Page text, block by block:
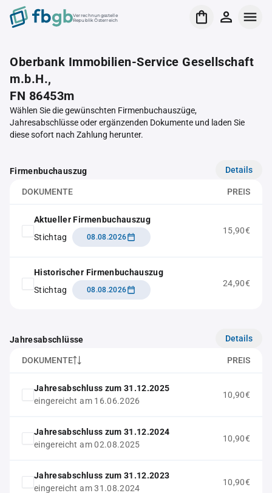
Verrechnungsstelle
Republik Österreich
Oberbank Immobilien-Service Gesellschaft
m.b.H.,
FN 86453m
Wählen Sie die gewünschten Firmenbuchauszüge,
Jahresabschlüsse oder ergänzenden Dokumente und laden Sie
diese sofort nach Zahlung herunter.
Firmenbuchauszug Details
DOKUMENTE PREIS
Aktueller Firmenbuchauszug
Stichtag
08.08.2026
15,90€
Historischer Firmenbuchauszug
Stichtag
08.08.2026
24,90€
Jahresabschlüsse Details
DOKUMENTE PREIS
Jahresabschluss zum 31.12.2025
eingereicht am 16.06.2026
10,90€
Jahresabschluss zum 31.12.2024
eingereicht am 02.08.2025
10,90€
Jahresabschluss zum 31.12.2023
eingereicht am 31.08.2024
10,90€